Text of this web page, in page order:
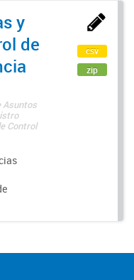
y
de
Asuntos
Control
csv
zip